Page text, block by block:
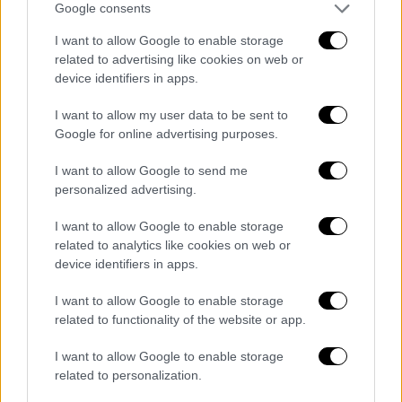
Google consents
I want to allow Google to enable storage
related to advertising like cookies on web or
device identifiers in apps.
I want to allow my user data to be sent to
Google for online advertising purposes.
I want to allow Google to send me
personalized advertising.
I want to allow Google to enable storage
related to analytics like cookies on web or
device identifiers in apps.
I want to allow Google to enable storage
related to functionality of the website or app.
I want to allow Google to enable storage
related to personalization.
Αναφορικά με το νέο νομοσχέδιο του
υπουργείου Τουρισμού και τις βασικές
ρυθμίσεις για τις βραχυχρόνιες μισθώσεις
που περιλαμβάνονται σε αυτό, η κυρία
Κεφαλογιάννη τονίζει: «Με το νέο
νομοσχέδιο του υπουργείου Τουρισμού,
κάνουμε ένα αποφασιστικό βήμα προς τη
θωράκιση της ασφάλειας και της ποιότητας
και συμπληρώνει: «Θεσπίζεται, για πρώτη
φορά, πλαίσιο ελαχίστων λειτουργικών
για τα ακίνητα που μισθώνονται
βραχυχρόνια».
Ειδική αναφορά κάνει και για το σύστημα
κατάταξης των ξενοδοχείων με βάση τις